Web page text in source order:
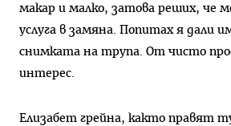
макар и малко, затова реших, че
услуга в замяна. Попитах я дали
снимката на трупа. От чисто
интерес.
Елизабет грейна, както правят